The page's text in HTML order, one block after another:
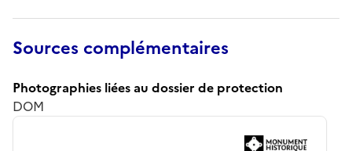
Sources complémentaires
Photographies liées au dossier de protection
DOM